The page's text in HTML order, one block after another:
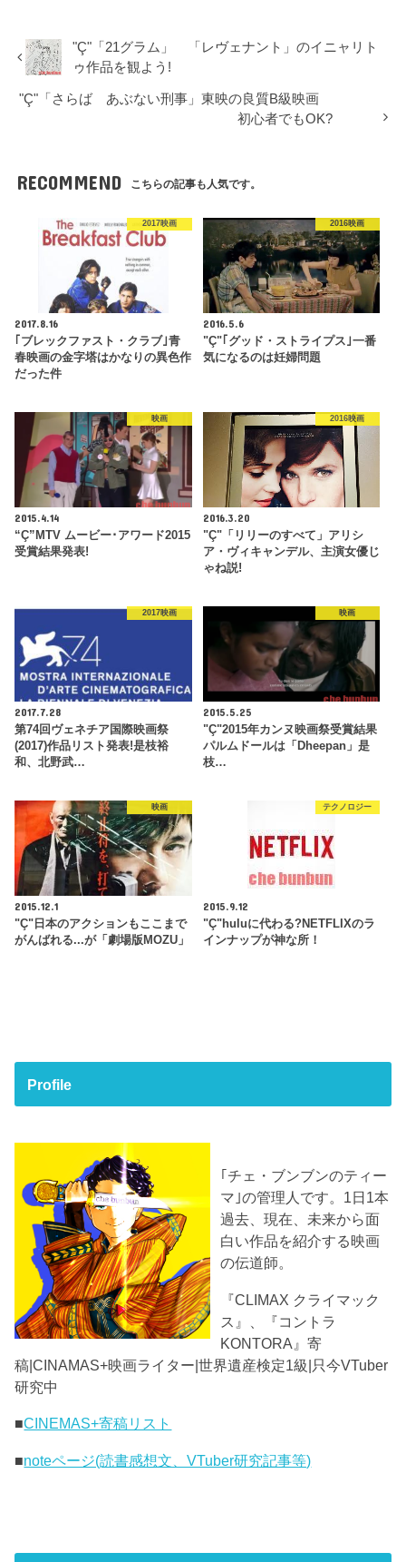
"Ç"「21グラム」 「レヴェナント」のイニャリト
ゥ作品を観よう!
"Ç"「さらば あぶない刑事」東映の良質B級映画
初心者でもOK?
RECOMMEND こちらの記事も人気です。
2017映画
2017.8.16
｢ブレックファスト・クラブ｣青
春映画の金字塔はかなりの異色作
だった件
2016映画
2016.5.6
"Ç"｢グッド・ストライプス｣一番
気になるのは妊婦問題
映画
2015.4.14
“Ç”MTV ムービー･アワード2015
受賞結果発表!
2016映画
2016.3.20
"Ç"「リリーのすべて」アリシ
ア・ヴィキャンデル、主演女優じ
ゃね説!
2017映画
2017.7.28
第74回ヴェネチア国際映画祭
(2017)作品リスト発表!是枝裕
和、北野武…
映画
2015.5.25
"Ç"2015年カンヌ映画祭受賞結果
パルムドールは「Dheepan」是
枝…
映画
2015.12.1
"Ç"日本のアクションもここまで
がんばれる...が「劇場版MOZU」
テクノロジー
2015.9.12
"Ç"huluに代わる?NETFLIXのラ
インナップが神な所！
Profile
｢チェ・ブンブンのティー
マ｣の管理人です。1日1本
過去、現在、未来から面
白い作品を紹介する映画
の伝道師。
『CLIMAX クライマック
ス』、『コントラ
KONTORA』寄
稿|CINAMAS+映画ライター|世界遺産検定1級|只今VTuber
研究中
■CINEMAS+寄稿リスト
■noteページ(読書感想文、VTuber研究記事等)